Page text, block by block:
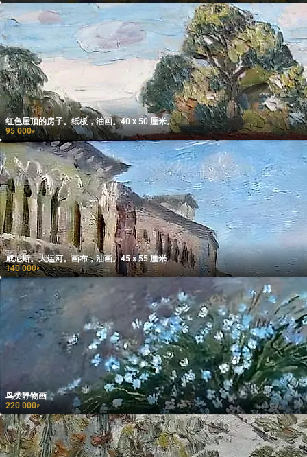
红色屋顶的房子。纸板，油画。40 x 50 厘米。
95 000₽
威尼斯。大运河。画布，油画。45 x 55 厘米
140 000₽
鸟类静物画
220 000₽